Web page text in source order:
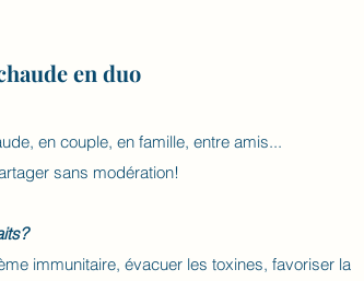
en duo
en couple, en famille, entre amis...
sans modération!
immunitaire, évacuer les toxines, favoriser la